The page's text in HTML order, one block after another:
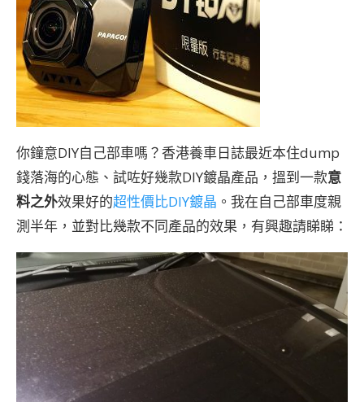
你鐘意DIY自己部車嗎？香港養車日誌最近本住dump
錢落海的心態、試咗好幾款DIY鍍晶產品，搵到一款意
料之外效果好的超性價比DIY鍍晶 。我在自己部車度親
測半年，並對比幾款不同產品的效果，有興趣請睇睇：